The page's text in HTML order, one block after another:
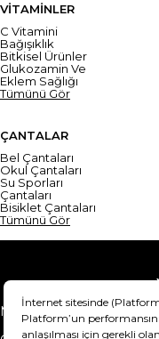
VİTAMİNLER
C Vitamini
Bağışıklık
Bitkisel Ürünler
Glukozamin Ve
Eklem Sağlığı
Tümünü Gör
ÇANTALAR
Bel Çantaları
Okul Çantaları
Su Sporları
Çantaları
Bisiklet Çantaları
Tümünü Gör
Mesafeli Satış Sözleşmesi